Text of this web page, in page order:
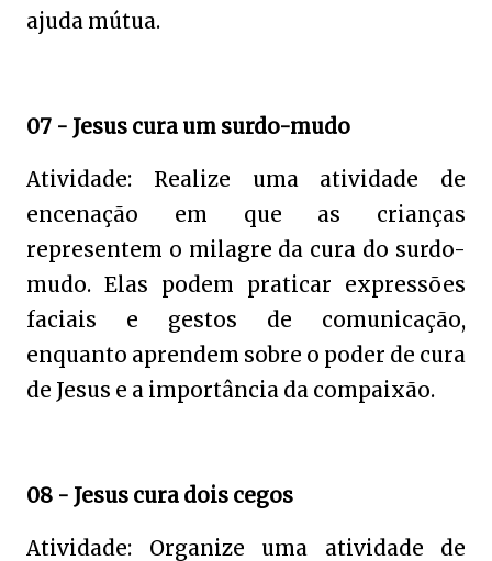
ajuda mútua.
07 - Jesus cura um surdo-mudo
Atividade: Realize uma atividade de
encenação em que as crianças
representem o milagre da cura do surdo-
mudo. Elas podem praticar expressões
faciais e gestos de comunicação,
enquanto aprendem sobre o poder de cura
de Jesus e a importância da compaixão.
08 - Jesus cura dois cegos
Atividade: Organize uma atividade de